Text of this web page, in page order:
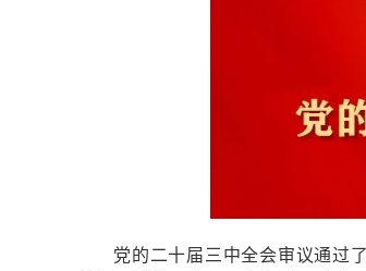
党的二十届三中全会审议通过